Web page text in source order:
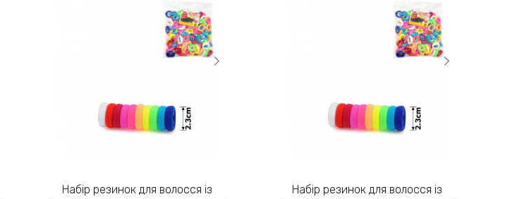
Замовлення післяплатою не
Набір резинок для волосся із
Набір резинок для волосся із